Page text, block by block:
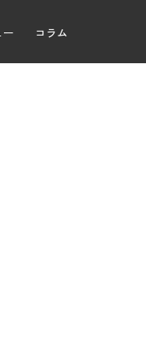
ー コラム